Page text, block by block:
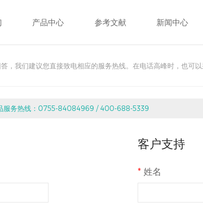
产品中心 参考文献 新闻中心
我们建议您直接致电相应的服务热线。在电话高峰时，也可以
服务热线：0755-84084969 / 400-688-5339
客户支持
* 姓名